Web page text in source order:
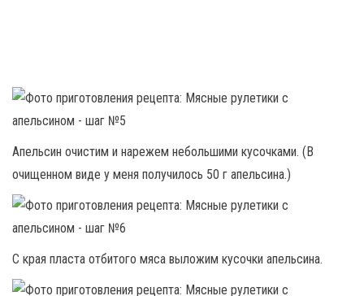
Апельсин очистим и нарежем небольшими кусочками. (В
очищенном виде у меня получилось 50 г апельсина.)
С края пласта отбитого мяса выложим кусочки апельсина.